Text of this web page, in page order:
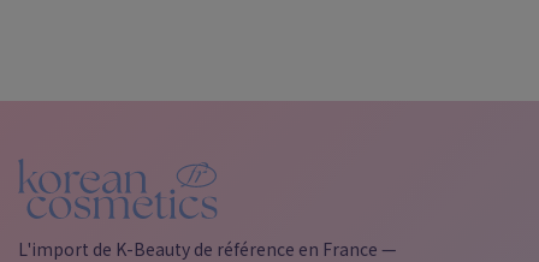
L'import de K-Beauty de référence en France —